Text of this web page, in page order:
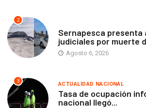
2
Sernapesca presenta
judiciales por muerte
Agosto 6, 2026
3 ACTUALIDAD NACIONAL
Tasa de ocupación
nacional llegó...